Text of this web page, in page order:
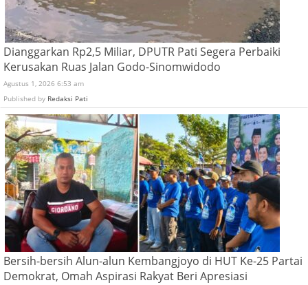
Dianggarkan Rp2,5 Miliar, DPUTR Pati Segera Perbaiki
Kerusakan Ruas Jalan Godo-Sinomwidodo
Agustus 1, 2026 6:53 am
Published by Redaksi Pati
Bersih-bersih Alun-alun Kembangjoyo di HUT Ke-25 Partai
Demokrat, Omah Aspirasi Rakyat Beri Apresiasi